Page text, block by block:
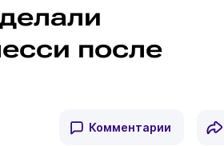
после
Комментарии